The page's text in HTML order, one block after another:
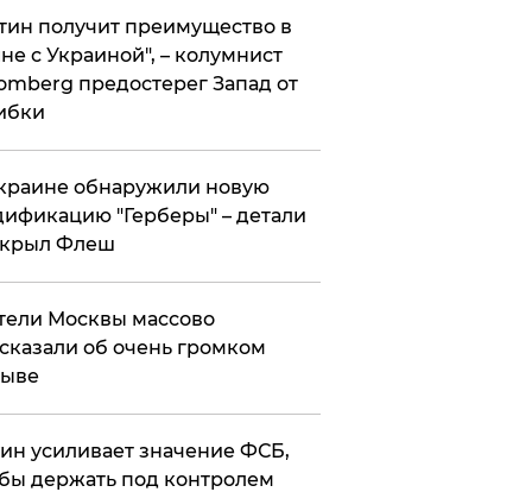
получит преимущество в
с Украиной", – колумнист
предостерег Запад от
обнаружили новую
"Герберы" – детали
Флеш
Москвы массово
об очень громком
усиливает значение ФСБ,
держать под контролем